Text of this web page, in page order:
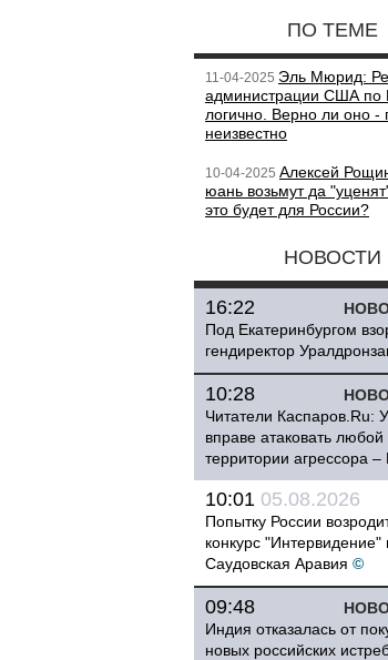
ПО ТЕМЕ
11-04-2025 Эль Мюрид:
администрации США по
логично. Верно ли оно -
неизвестно
10-04-2025 Алексей
юань возьмут да
это будет для России?
НОВОСТИ
16:22
Под Екатеринбургом
гендиректор
10:28
Читатели Каспаров.Ru:
вправе атаковать любой
территории агрессора –
10:01 05.08.2026
Попытку России
конкурс "Интервидение"
Саудовская Аравия ©
09:48
Индия отказалась от
новых российских